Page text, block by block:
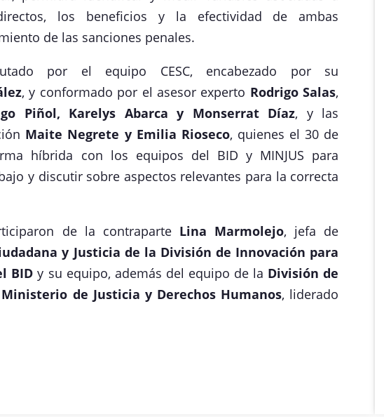
los beneficios y la efectividad de ambas
de las sanciones penales.
por el equipo CESC, encabezado por su
, y conformado por el asesor experto Rodrigo Salas,
Piñol, Karelys Abarca y Monserrat Díaz, y las
Maite Negrete y Emilia Rioseco, quienes el 30 de
híbrida con los equipos del BID y MINJUS para
y discutir sobre aspectos relevantes para la correcta
de la contraparte Lina Marmolejo, jefa de
y Justicia de la División de Innovación para
BID y su equipo, además del equipo de la División de
de Justicia y Derechos Humanos, liderado